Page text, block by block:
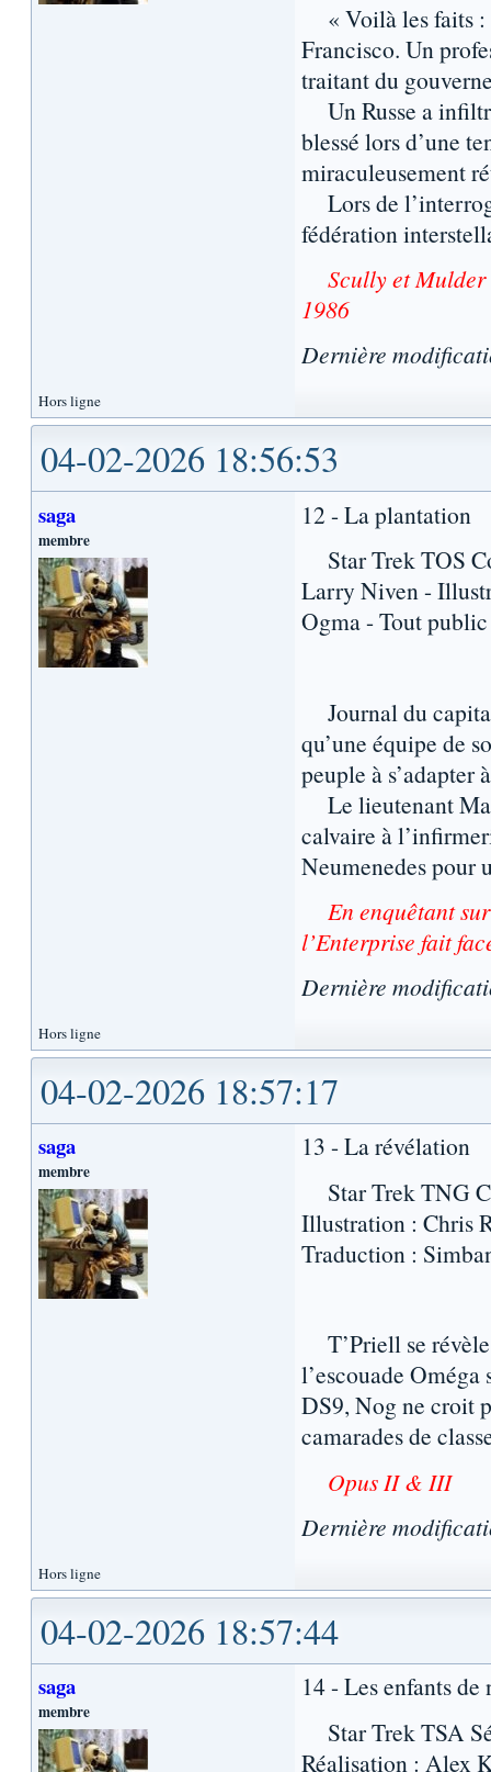
« Voilà les faits :
Francisco. Un
traitant du
Un Russe a
blessé lors d’une
miraculeusement
Lors de
fédération
Scully et Mulder
1986
Dernière
Hors ligne
04-02-2026 18:56:53
saga
membre
12 - La plantation
Star Trek TOS
Larry Niven -
Ogma - Tout public
Journal du
qu’une équipe de
peuple à s’adapter
Le lieutenant
calvaire à
Neumenedes pour
En enquêtant
l’Enterprise fait
Dernière
Hors ligne
04-02-2026 18:57:17
saga
membre
13 - La révélation
Star Trek TNG
Illustration : Chris
Traduction :
T’Priell se
l’escouade
DS9, Nog ne croit
camarades de
Opus II & III
Dernière
Hors ligne
04-02-2026 18:57:44
saga
membre
14 - Les enfants de
Star Trek TSA
Réalisation : Alex